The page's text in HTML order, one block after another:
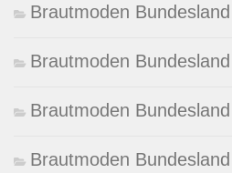
Brautmoden
Brautmoden
Brautmoden
Brautmoden